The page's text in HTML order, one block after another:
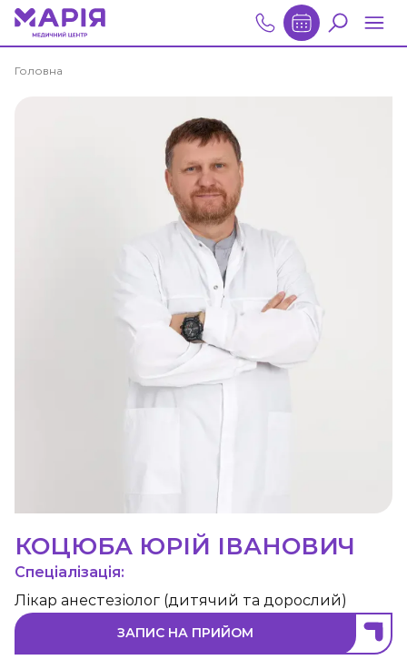
Головна
КОЦЮБА ЮРІЙ ІВАНОВИЧ
Спеціалізація:
Лікар анестезіолог (дитячий та дорослий)
ЗАПИС НА ПРИЙОМ